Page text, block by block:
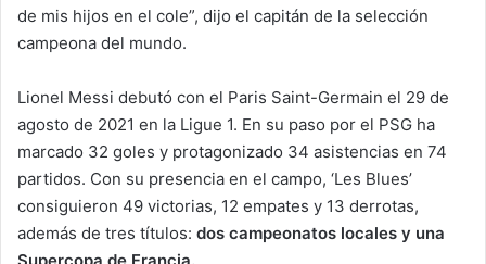
de mis hijos en el cole”, dijo el capitán de la selección
campeona del mundo.
Lionel Messi debutó con el Paris Saint-Germain el 29 de
agosto de 2021 en la Ligue 1. En su paso por el PSG ha
marcado 32 goles y protagonizado 34 asistencias en 74
partidos. Con su presencia en el campo, ‘Les Blues’
consiguieron 49 victorias, 12 empates y 13 derrotas,
además de tres títulos: dos campeonatos locales y una